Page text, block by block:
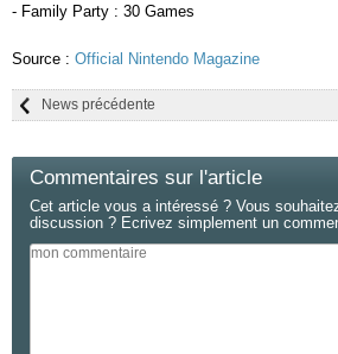
- Family Party : 30 Games
Source : Official Nintendo Magazine
News précédente
Commentaires sur l'article
Cet article vous a intéressé ? Vous
discussion ? Ecrivez simplement un